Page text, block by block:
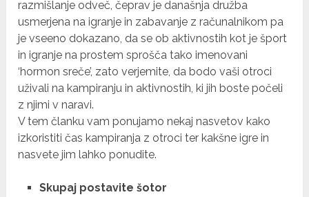
razmišlanje odveč, čeprav je današnja družba
usmerjena na igranje in zabavanje z računalnikom pa
je vseeno dokazano, da se ob aktivnostih kot je šport
in igranje na prostem sprošča tako imenovani
‘hormon sreče’, zato verjemite, da bodo vaši otroci
uživali na kampiranju in aktivnostih, ki jih boste počeli
z njimi v naravi.
V tem članku vam ponujamo nekaj nasvetov kako
izkoristiti čas kampiranja z otroci ter kakšne igre in
nasvete jim lahko ponudite.
Skupaj postavite šotor